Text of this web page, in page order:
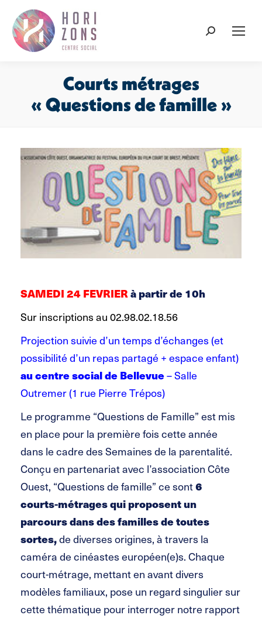
Recherche
Courts métrages
« Questions de famille »
SAMEDI 24 FEVRIERà partir de 10h
Sur inscriptions au 02.98.02.18.56
Projection suivie d’un temps d’échanges (et
possibilité d’un repas partagé + espace enfant)
au centre social de Bellevue– Salle
Outremer (1 rue Pierre Trépos)
Le programme “Questions de Famille” est mis
en place pour la première fois cette année
dans le cadre des Semaines de la parentalité.
Conçu en partenariat avec l’association Côte
Ouest, “Questions de famille” ce sont6
courts-métrages qui proposent un
parcours dans des familles de toutes
sortes,de diverses origines, à travers la
caméra de cinéastes européen(e)s. Chaque
court-métrage, mettant en avant divers
modèles familiaux, pose un regard singulier sur
cette thématique pour interroger notre rapport